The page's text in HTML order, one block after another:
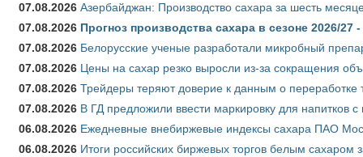
07.08.2026 Азербайджан: Производство сахара за шесть
07.08.2026 Прогноз производства сахара в сезоне 2026/
07.08.2026 Белорусские ученые разработали микробный
07.08.2026 Цены на сахар резко выросли из-за сокращения
07.08.2026 Трейдеры теряют доверие к данным о переработке
07.08.2026 В ГД предложили ввести маркировку для напитков
06.08.2026 Ежедневные внебиржевые индексы сахара ПАО
06.08.2026 Итоги российских биржевых торгов белым сахаром